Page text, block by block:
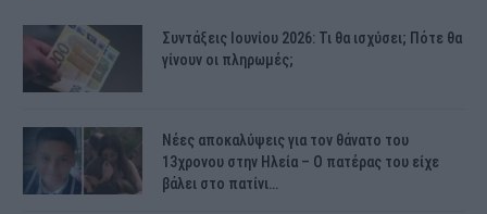
Συντάξεις Ιουνίου 2026: Τι θα ισχύσει; Πότε θα
γίνουν οι πληρωμές;
Νέες αποκαλύψεις για τον θάνατο του
13χρονου στην Ηλεία – Ο πατέρας του είχε
βάλει στο πατίνι…